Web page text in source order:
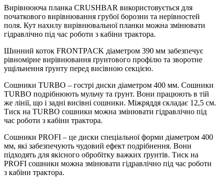
Вирівнююча планка CRUSHBAR використовується для
початкового вирівнювання грубої борозни та нерівностей
поля. Кут нахилу вирівнювальної планки можна змінювати
гідравлічно під час роботи з кабіни трактора.
Шинний коток FRONTPACK діаметром 390 мм забезпечує
рівномірне вирівнювання ґрунтового профілю та зворотне
ущільнення ґрунту перед висівною секцією.
Сошники TURBO – гострі диски діаметром 400 мм. Сошники
TURBO подрібнюють мульчу та ґрунт. Вони працюють в тій
же лінії, що і задні висівні сошники. Міжряддя складає 12,5 см.
Тиск на TURBO сошники можна змінювати гідравлічно під
час роботи з кабіни трактора.
Сошники PROFI – це диски спеціальної форми діаметром 400
мм, які забезпечують чудовий ефект подрібнення. Вони
підходять для якісного обробітку важких ґрунтів. Тиск на
PROFI сошники можна змінювати гідравлічно під час роботи
з кабіни трактора.